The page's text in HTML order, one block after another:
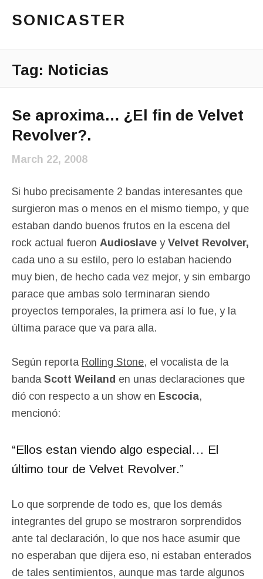
SONICASTER
Main Menu
Tag: Noticias
Se aproxima… ¿El fin de Velvet
Revolver?.
March 22, 2008
Si hubo precisamente 2 bandas interesantes que
surgieron mas o menos en el mismo tiempo, y que
estaban dando buenos frutos en la escena del
rock actual fueron Audioslave y Velvet Revolver,
cada uno a su estilo, pero lo estaban haciendo
muy bien, de hecho cada vez mejor, y sin embargo
parace que ambas solo terminaran siendo
proyectos temporales, la primera así lo fue, y la
última parace que va para alla.
Según reporta Rolling Stone, el vocalista de la
banda Scott Weiland en unas declaraciones que
dió con respecto a un show en Escocia,
mencionó:
“Ellos estan viendo algo especial… El
último tour de Velvet Revolver.”
Lo que sorprende de todo es, que los demás
integrantes del grupo se mostraron sorprendidos
ante tal declaración, lo que nos hace asumir que
no esperaban que dijera eso, ni estaban enterados
de tales sentimientos, aunque mas tarde algunos